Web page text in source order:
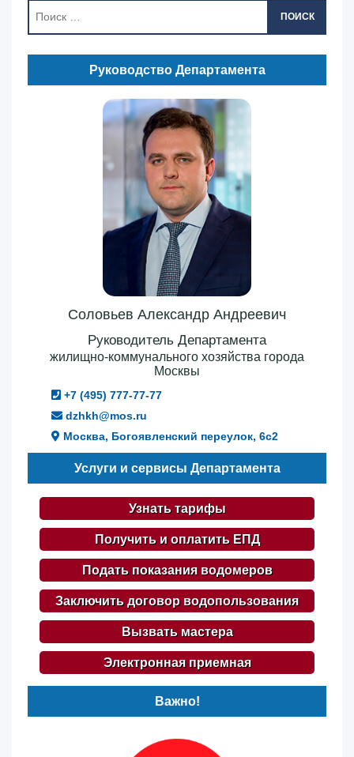
ПОИСК
Руководство Департамента
Соловьев Александр Андреевич
Руководитель Департамента
жилищно-коммунального хозяйства города
Москвы
+7 (495) 777-77-77
dzhkh@mos.ru
Москва, Богоявленский переулок, 6с2
Услуги и сервисы Департамента
Узнать тарифы
Получить и оплатить ЕПД
Подать показания водомеров
Заключить договор водопользования
Вызвать мастера
Электронная приемная
Важно!